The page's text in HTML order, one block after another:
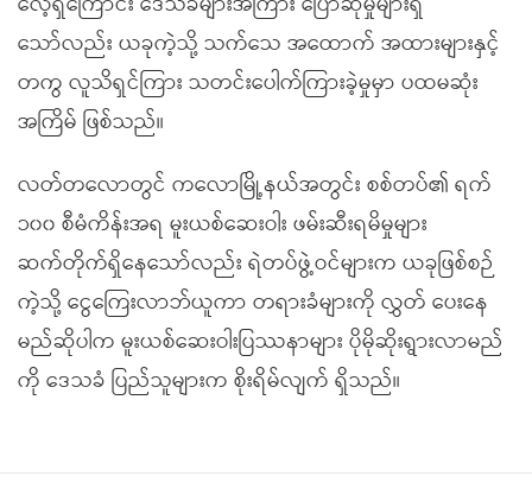
သော်လည်း ယခုကဲ့သို့ သက်သေ အထောက် အထားများနှင့်
တကွ လူသိရှင်ကြား သတင်းပေါက်ကြားခဲ့မှုမှာ ပထမဆုံး
အကြိမ် ဖြစ်သည်။
လတ်တလောတွင် ကလောမြို့နယ်အတွင်း စစ်တပ်၏ ရက်
၁၀၀ စီမံကိန်းအရ မူးယစ်ဆေးဝါး ဖမ်းဆီးရမိမှုများ
ဆက်တိုက်ရှိနေသော်လည်း ရဲတပ်ဖွဲ့ဝင်များက ယခုဖြစ်စဉ်
ကဲ့သို့ ငွေကြေးလာဘ်ယူကာ တရားခံများကို လွှတ် ပေးနေ
မည်ဆိုပါက မူးယစ်ဆေးဝါးပြဿနာများ ပိုမိုဆိုးရွားလာမည်
ကို ဒေသခံ ပြည်သူများက စိုးရိမ်လျက် ရှိသည်။